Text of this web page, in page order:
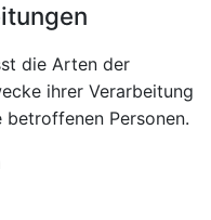
die Arten der
ihrer Verarbeitung
Personen.